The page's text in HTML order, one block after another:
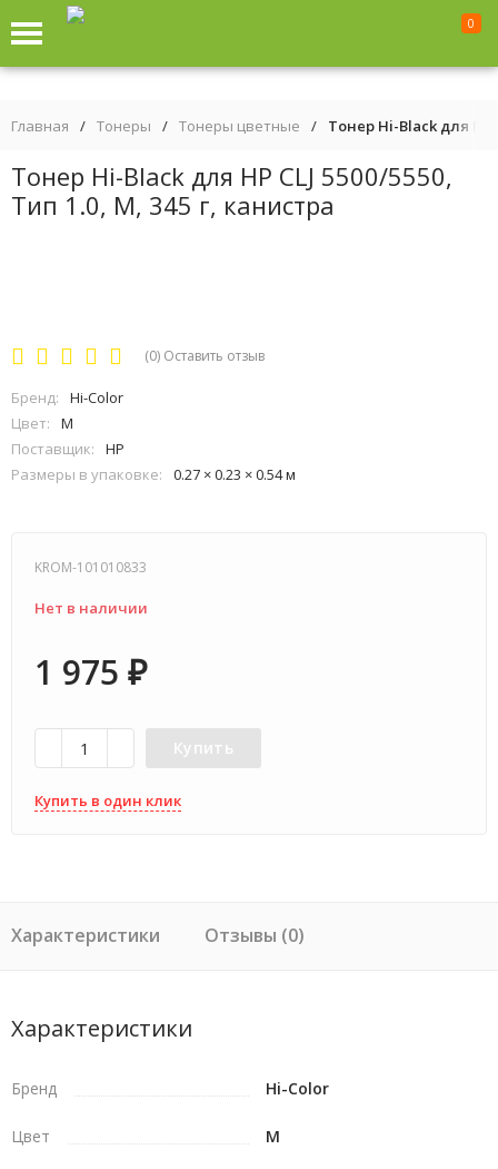
0
Главная / Тонеры / Тонеры цветные / Тонер Hi-Black для HP
Тонер Hi-Black для HP CLJ 5500/5550,
Тип 1.0, M, 345 г, канистра
(0) Оставить отзыв
Бренд:
Hi-Color
Цвет:
M
Поставщик:
HP
Размеры в упаковке:
0.27 × 0.23 × 0.54 м
KROM-101010833
Нет в наличии
1 975 ₽
Купить
Купить в один клик
Характеристики Отзывы (0)
Характеристики
Бренд Hi-Color
Цвет M